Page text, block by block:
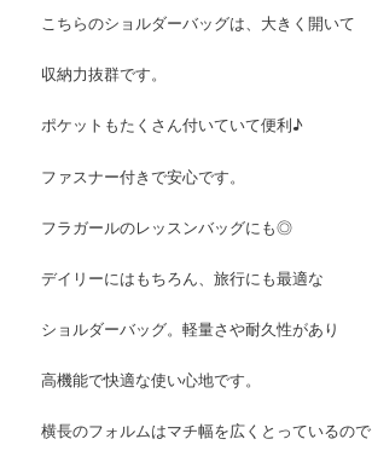
こちらのショルダーバッグは、大きく開いて
収納力抜群です。
ポケットもたくさん付いていて便利♪
ファスナー付きで安心です。
フラガールのレッスンバッグにも◎
デイリーにはもちろん、旅行にも最適な
ショルダーバッグ。軽量さや耐久性があり
高機能で快適な使い心地です。
横長のフォルムはマチ幅を広くとっているので